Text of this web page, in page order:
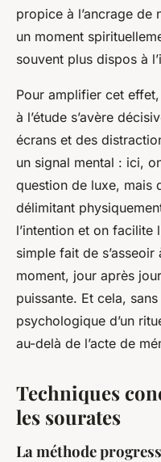
propice à l’ancrage de
un moment
souvent plus dispos à
Pour amplifier cet effet,
à l’étude s’avère
écrans et des
un signal mental : ici,
question de luxe, mais
délimitant
l’intention et on facilite
simple fait de
moment, jour après
puissante. Et cela,
psychologique d’un
au-delà de l’acte de
Techniques
les sourates
La méthode